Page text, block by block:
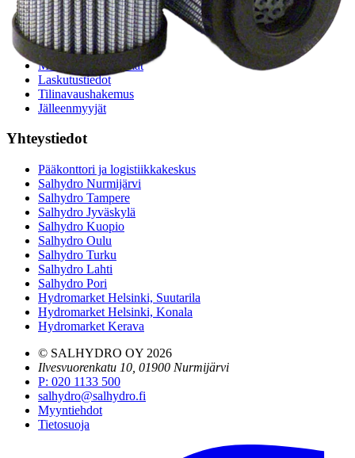
Meistä
Tarina
Avoimet työpaikat
Ympäristöpolitiikka
Messut ja tapahtumat
Laskutustiedot
Tilinavaushakemus
Jälleenmyyjät
Yhteystiedot
Pääkonttori ja logistiikkakeskus
Salhydro Nurmijärvi
Salhydro Tampere
Salhydro Jyväskylä
Salhydro Kuopio
Salhydro Oulu
Salhydro Turku
Salhydro Lahti
Salhydro Pori
Hydromarket Helsinki, Suutarila
Hydromarket Helsinki, Konala
Hydromarket Kerava
© SALHYDRO OY 2026
Ilvesvuorenkatu 10, 01900 Nurmijärvi
P: 020 1133 500
salhydro@salhydro.fi
Myyntiehdot
Tietosuoja